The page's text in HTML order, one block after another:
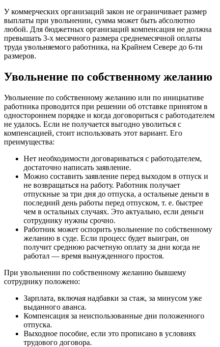
У коммерческих организаций закон не ограничивает размер
выплаты при увольнении, сумма может быть абсолютно
любой. Для бюджетных организаций компенсация не должна
превышать 3-х месячного размера среднемесячной оплаты
труда увольняемого работника, на Крайнем Севере до 6-ти
размеров.
Увольнение по собственному желанию
Увольнение по собственному желанию или по инициативе
работника проводится при решении об отставке принятом в
одностороннем порядке и когда договориться с работодателем
не удалось. Если не получается выгодно уволиться с
компенсацией, стоит использовать этот вариант. Его
преимущества:
Нет необходимости договариваться с работодателем,
достаточно написать заявление.
Можно составить заявление перед выходом в отпуск и
не возвращаться на работу. Работник получает
отпускные за три дня до отпуска, а остальные деньги в
последний день работы перед отпуском, т. е. быстрее
чем в остальных случаях. Это актуально, если деньги
сотруднику нужны срочно.
Работник может оспорить увольнение по собственному
желанию в суде. Если процесс будет выигран, он
получит среднюю расчетную оплату за дни когда не
работал ― время вынужденного простоя.
При увольнении по собственному желанию бывшему
сотруднику положено:
Зарплата, включая надбавки за стаж, за минусом уже
выданного аванса.
Компенсация за неиспользованные дни положенного
отпуска.
Выходное пособие, если это прописано в условиях
трудового договора.